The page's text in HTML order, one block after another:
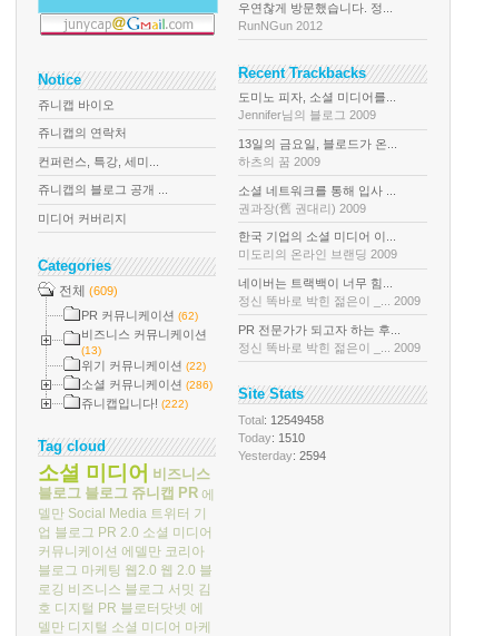
Notice
쥬니캡 바이오
쥬니캡의 연락처
컨퍼런스, 특강, 세미...
쥬니캡의 블로그 공개 ...
미디어 커버리지
Categories
전체 (609)
PR 커뮤니케이션 (62)
비즈니스 커뮤니케이션
(13)
위기 커뮤니케이션 (22)
소셜 커뮤니케이션 (286)
쥬니캡입니다! (222)
Tag cloud
소셜 미디어 비즈니스
블로그 블로그 쥬니캡 PR 에
델만 Social Media 트위터 기
업 블로그 PR 2.0 소셜 미디어
커뮤니케이션 에델만 코리아
블로그 마케팅 웹2.0 웹 2.0 블
로깅 비즈니스 블로그 서밋 김
호 디지털 PR 블로터닷넷 에
델만 디지털 소셜 미디어 마케
우연찮게 방문했습니다. 정...
RunNGun 2012
Recent Trackbacks
도미노 피자, 소셜 미디어를...
Jennifer님의 블로그 2009
13일의 금요일, 블로드가 온...
하츠의 꿈 2009
소셜 네트워크를 통해 입사 ...
권과장(舊 권대리) 2009
한국 기업의 소셜 미디어 이...
미도리의 온라인 브랜딩 2009
네이버는 트랙백이 너무 힘...
정신 똑바로 박힌 젊은이 _... 2009
PR 전문가가 되고자 하는 후...
정신 똑바로 박힌 젊은이 _... 2009
Site Stats
Total: 12549458
Today: 1510
Yesterday: 2594